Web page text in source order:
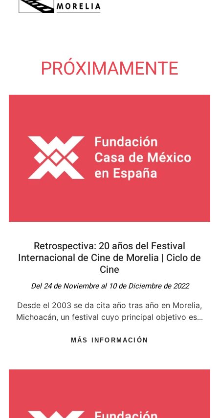
PRÓXIMAMENTE
Retrospectiva: 20 años del Festival
Internacional de Cine de Morelia | Ciclo de
Cine
Del 24 de Noviembre al 10 de Diciembre de 2022
Desde el 2003 se da cita año tras año en Morelia,
Michoacán, un festival cuyo principal objetivo es...
MÁS INFORMACIÓN